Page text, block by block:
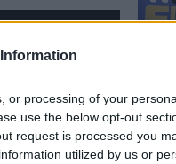
or processing of your
use the below opt-out
request is processed you
utilized by us or